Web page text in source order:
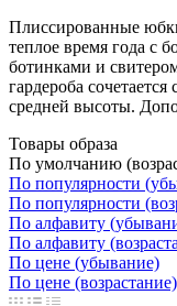
Плиссированные
теплое время года с
ботинками и
гардероба
средней высоты.
Товары образа
По умолчанию
По популярности
По популярности
По алфавиту
По алфавиту
По цене (убывание)
По цене (возрастание)